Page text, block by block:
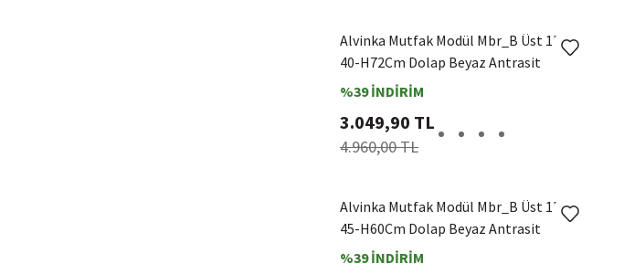
Alvinka Mutfak Modül Mbr_B Üst 1Dk2R
40-H72Cm Dolap Beyaz Antrasit
%39 İNDİRİM
3.049,90 TL
4.960,00 TL
Alvinka Mutfak Modül Mbr_B Üst 1Dk1R
45-H60Cm Dolap Beyaz Antrasit
%39 İNDİRİM